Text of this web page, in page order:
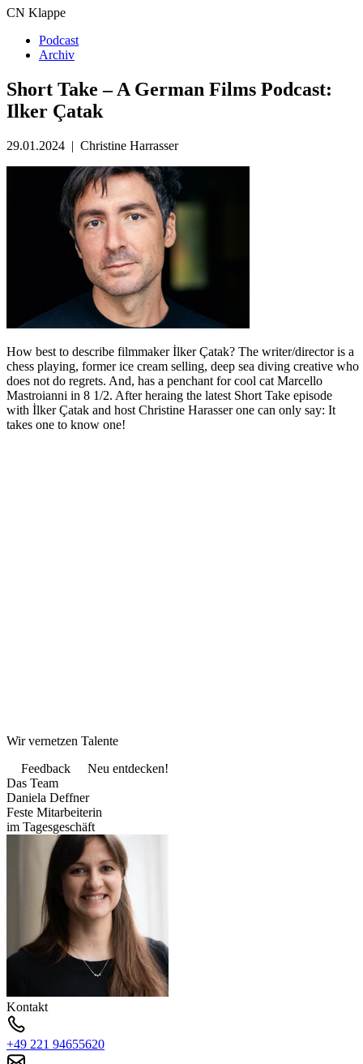
CN Klappe
Podcast
Archiv
Short Take – A German Films Podcast:
Ilker Çatak
29.01.2024 | Christine Harrasser
How best to describe filmmaker İlker Çatak? The writer/director is a
chess playing, former ice cream selling, deep sea diving creative who
does not do regrets. And, has a penchant for cool cat Marcello
Mastroianni in 8 1/2. After heraing the latest Short Take episode
with İlker Çatak and host Christine Harasser one can only say: It
takes one to know one!
Wir vernetzen Talente
Feedback
Neu entdecken!
Das Team
Daniela Deffner
Feste Mitarbeiterin
im Tagesgeschäft
Kontakt
+49 221 94655620